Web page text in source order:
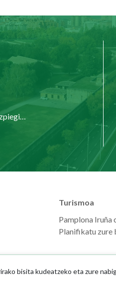
Turismoa
Pamplona Iruña
Planifikatu zure
bisita kudeatzeko eta zure